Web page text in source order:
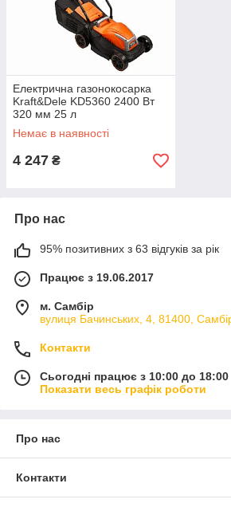
Електрична газонокосарка
Kraft&Dele KD5360 2400 Вт
320 мм 25 л
Немає в наявності
4 247 ₴
Про нас
95% позитивних з 63 відгуків за рік
Працює з 19.06.2017
м. Самбір
вулиця Бачинських, 4, 81400,
Контакти
Сьогодні працює з 10:00 до 18:00
Показати весь графік роботи
Про нас
Контакти